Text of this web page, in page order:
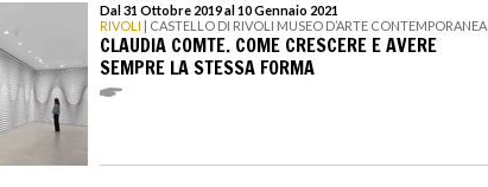
Dal 31 Ottobre 2019 al 10 Gennaio 2021
RIVOLI | CASTELLO DI RIVOLI MUSEO D’ARTE CONTEMPORANEA
CLAUDIA COMTE. COME CRESCERE E AVERE
SEMPRE LA STESSA FORMA